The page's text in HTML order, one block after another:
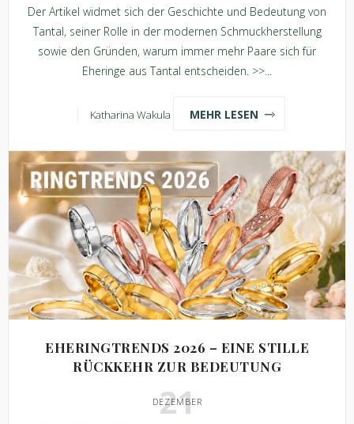
Der Artikel widmet sich der Geschichte und Bedeutung von
Tantal, seiner Rolle in der modernen Schmuckherstellung
sowie den Gründen, warum immer mehr Paare sich für
Eheringe aus Tantal entscheiden. >>...
Katharina Wakula MEHR LESEN
EHERINGTRENDS 2026 – EINE STILLE
RÜCKKEHR ZUR BEDEUTUNG
21
DEZEMBER